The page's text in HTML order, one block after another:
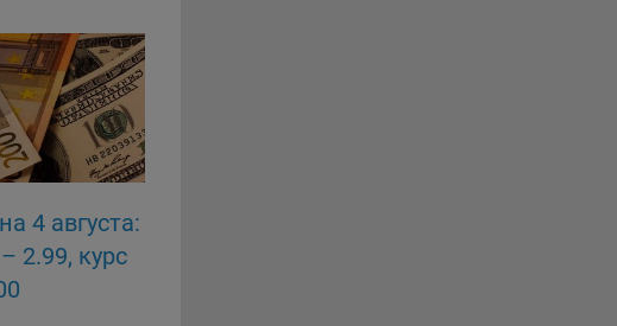
cookie:
на сайте
в случае
может
языковой
версии
данных
cookie в
4 августа:
2.99, курс